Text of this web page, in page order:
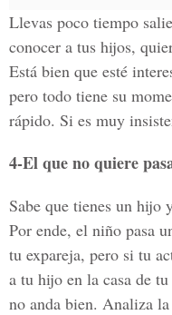
Llevas poco tiempo
conocer a tus hijos,
Está bien que esté
pero todo tiene su
rápido. Si es muy
4-El que no quiere
Sabe que tienes un hijo
Por ende, el niño pasa
tu expareja, pero si tu
a tu hijo en la casa de
no anda bien. Analiza